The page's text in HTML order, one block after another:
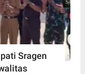
Sragen